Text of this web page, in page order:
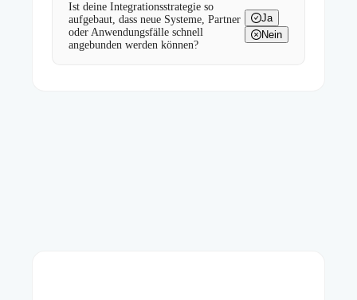
Ist deine Integrationsstrategie so
aufgebaut, dass neue Systeme, Partner
oder Anwendungsfälle schnell
angebunden werden können?
Ja
Nein